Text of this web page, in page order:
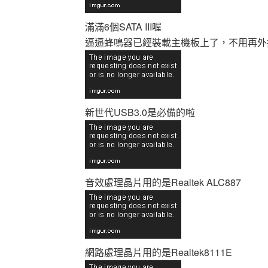
滿滿6個SATA III喔
逼逼蜂鳴器已經裝載主機板上了，不用再
新世代USB3.0是必備的啦
音效處理晶片用的是Realtek ALC887
網路處理晶片用的是Realtek8111E